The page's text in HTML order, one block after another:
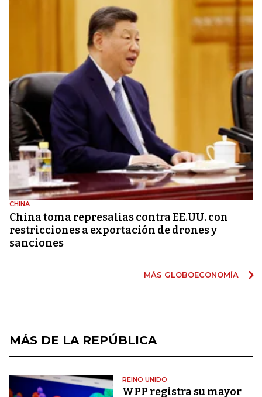
CHINA
China toma represalias contra EE.UU. con
restricciones a exportación de drones y
sanciones
MÁS GLOBOECONOMÍA
MÁS DE LA REPÚBLICA
REINO UNIDO
WPP registra su mayor